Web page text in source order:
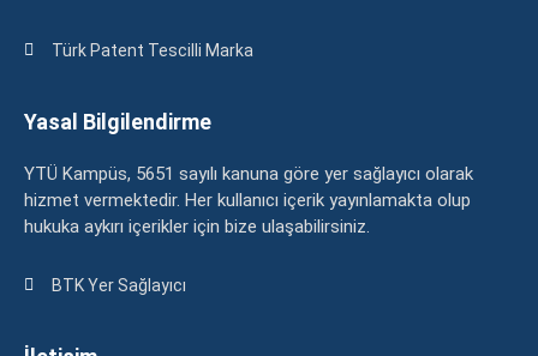
Türk Patent Tescilli Marka
Yasal Bilgilendirme
YTÜ Kampüs, 5651 sayılı kanuna göre yer sağlayıcı olarak
hizmet vermektedir. Her kullanıcı içerik yayınlamakta olup
hukuka aykırı içerikler için bize ulaşabilirsiniz.
BTK Yer Sağlayıcı